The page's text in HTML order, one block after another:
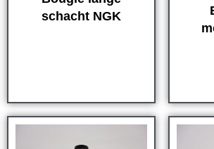
schacht NGK